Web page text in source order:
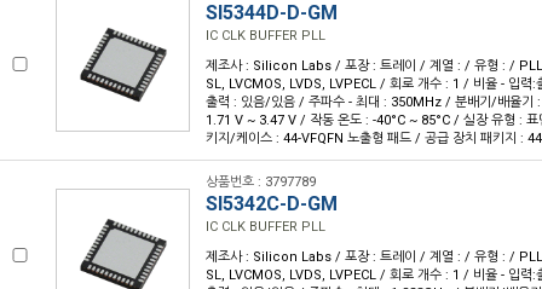
SI5344D-D-GM
IC CLK BUFFER PLL
제조사 : Silicon Labs / 포장 : 트레이 / 계열 : / 유형 : /
SL, LVCMOS, LVDS, LVPECL / 회로 개수 : 1 / 비율 - 입력:
출력 : 있음/있음 / 주파수 - 최대 : 350MHz / 분배기/배율기
1.71 V ~ 3.47 V / 작동 온도 : -40°C ~ 85°C / 실장 유형 :
키지/케이스 : 44-VFQFN 노출형 패드 / 공급 장치 패키지 :
상품번호 : 3797789
SI5342C-D-GM
IC CLK BUFFER PLL
제조사 : Silicon Labs / 포장 : 트레이 / 계열 : / 유형 : /
SL, LVCMOS, LVDS, LVPECL / 회로 개수 : 1 / 비율 - 입력: